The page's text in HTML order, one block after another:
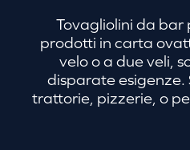
Tovagliolini da bar
prodotti in carta
velo o a due veli,
disparate esigenze.
trattorie, pizzerie, o